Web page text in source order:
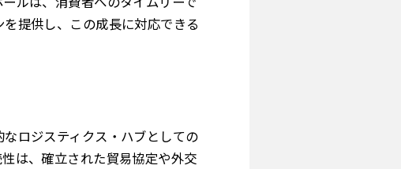
提供し、この成長に対応できる
ロジスティクス・ハブとしての
は、確立された貿易協定や外交